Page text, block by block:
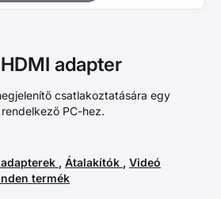
adapter
csatlakoztatására egy
PC-hez.
, Átalakítók , Videó
termék